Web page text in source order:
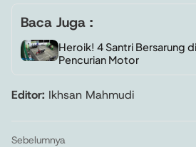
Baca Juga :
Heroik! 4 Santri Bersarung
Pencurian Motor
Editor: Ikhsan Mahmudi
Sebelumnya